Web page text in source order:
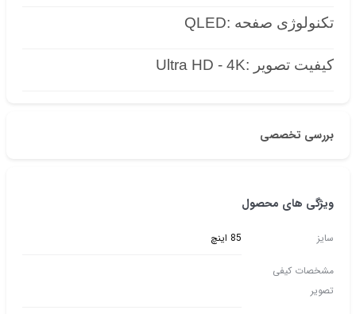
تکنولوژی صفحه :QLED
کیفیت تصویر :Ultra HD - 4K
بررسی تخصصی
ویژگی های محصول
سایز 85 اینچ
مشخصات کیفی
تصویر